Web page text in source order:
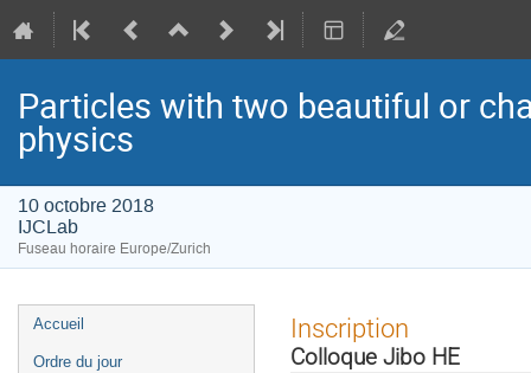
Particles with two beautiful or
physics
10 octobre 2018
IJCLab
Fuseau horaire Europe/Zurich
Menu
de
Accueil
Ordre du jour
Inscription
Colloque Jibo HE